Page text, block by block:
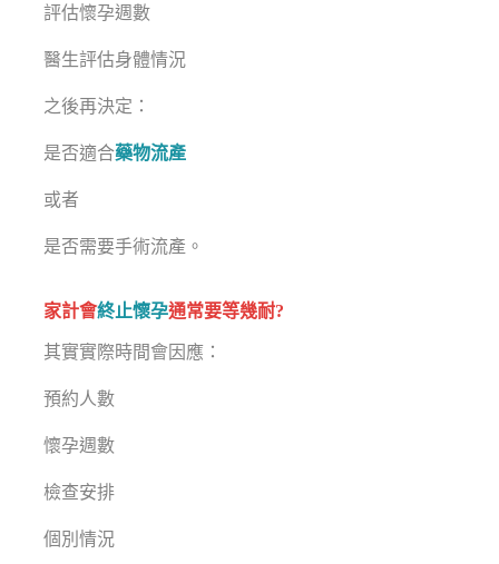
評估懷孕週數
醫生評估身體情況
之後再決定：
是否適合藥物流產
或者
是否需要手術流產。
家計會終止懷孕通常要等幾耐?
其實實際時間會因應：
預約人數
懷孕週數
檢查安排
個別情況